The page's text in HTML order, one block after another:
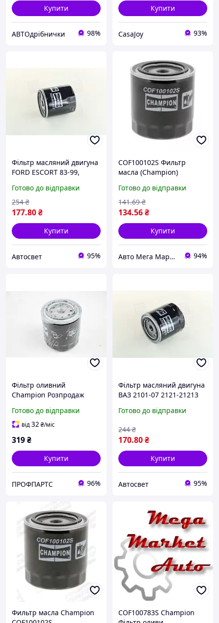
Купити
АВТОдрібнички 98%
Купити
CasaJoy 93%
Фільтр масляний двигуна
FORD ESCORT 83-99,
CHAMPION) COF100165S
(Kr)
Готово до відправки
177.80₴
254 ₴
Купити
Автосвет 95%
COF100102S Фильтр
масла (Champion)
Готово до відправки
134.56₴
141.69 ₴
Купити
Авто Мега Маркет 94%
Фільтр оливний
Champion Розпродаж
Готово до відправки
від32₴/міс
319₴
Купити
ПРОФПАРТС 96%
Фільтр масляний двигуна
ВАЗ 2101-07 2121-21213
102мм) (пр-во CHAMPION)
Готово до відправки
170.80₴
244 ₴
Купити
Автосвет 95%
Фильтр масла Champion
COF100783S Champion